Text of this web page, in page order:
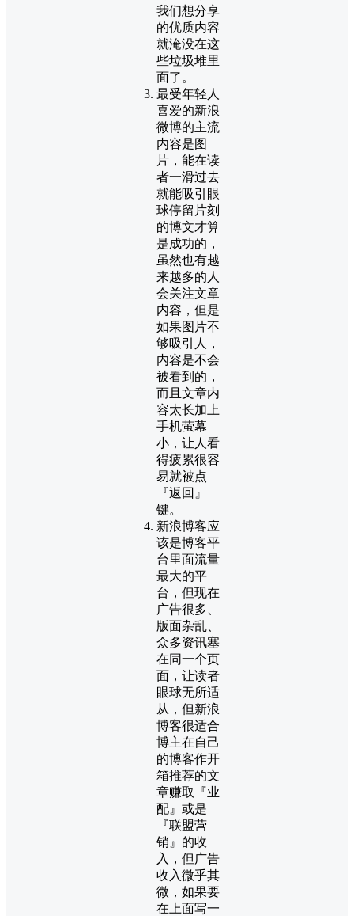
我们想分享
的优质内容
就淹没在这
些垃圾堆里
面了。
最受年轻人
喜爱的新浪
微博的主流
内容是图
片，能在读
者一滑过去
就能吸引眼
球停留片刻
的博文才算
是成功的，
虽然也有越
来越多的人
会关注文章
内容，但是
如果图片不
够吸引人，
内容是不会
被看到的，
而且文章内
容太长加上
手机萤幕
小，让人看
得疲累很容
易就被点
『返回』
键。
新浪博客应
该是博客平
台里面流量
最大的平
台，但现在
广告很多、
版面杂乱、
众多资讯塞
在同一个页
面，让读者
眼球无所适
从，但新浪
博客很适合
博主在自己
的博客作开
箱推荐的文
章赚取『业
配』或是
『联盟营
销』的收
入，但广告
收入微乎其
微，如果要
在上面写一